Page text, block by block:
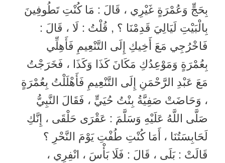
بِحَجٍّ وَعُمْرَةٍ غَيْرِي ، قَالَ : مَا كُنْتِ تَطُوفِينَ
بِالْبَيْتِ لَيَالِيَ قَدِمْنَا ؟ , قُلْتُ : لَا ، قَالَ :
فَاخْرُجِي مَعَ أَخِيكِ إِلَى التَّنْعِيمِ فَأَهِلِّي
بِعُمْرَةٍ وَمَوْعِدُكِ مَكَانَ كَذَا وَكَذَا ، فَخَرَجْتُ
مَعَ عَبْدِ الرَّحْمَنِ إِلَى التَّنْعِيمِ فَأَهْلَلْتُ بِعُمْرَةٍ
، وَحَاضَتْ صَفِيَّةُ بِنْتُ حُيَيٍّ ، فَقَالَ النَّبِيُّ
صَلَّى اللَّهُ عَلَيْهِ وَسَلَّمَ : عَقْرَى حَلْقَى ، إِنَّكِ
لَحَابِسَتُنَا ، أَمَا كُنْتِ طُفْتِ يَوْمَ النَّحْرِ ؟
قَالَتْ : بَلَى ، قَالَ : فَلَا بَأْسَ ، انْفِرِي ،